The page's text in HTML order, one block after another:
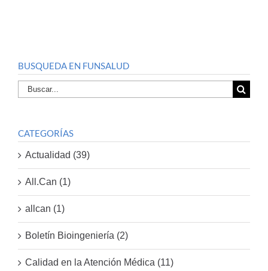
BUSQUEDA EN FUNSALUD
Buscar
por:
CATEGORÍAS
Actualidad (39)
All.Can (1)
allcan (1)
Boletín Bioingeniería (2)
Calidad en la Atención Médica (11)